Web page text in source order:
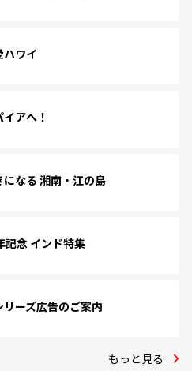
ワイ
アへ！
なる 湘南・江の島
記念 インド特集
リーズ広告のご案内
もっと見る